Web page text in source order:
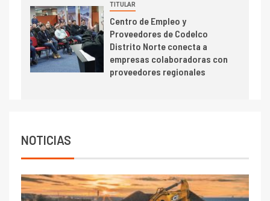
6 I+D
BHP proyecta producción de
cobre cercana a 2 millones de
toneladas tras récord en
Escondida
TITULAR
Centro de Empleo y
Proveedores de Codelco
Distrito Norte conecta a
empresas colaboradoras con
proveedores regionales
NOTICIAS